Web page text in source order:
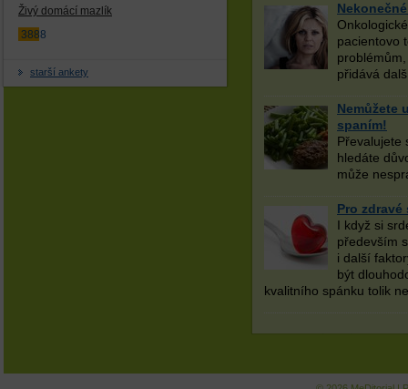
Živý domácí mazlík
3888
starší ankety
pacientovo
přidává
Nemůžete
spaním!
Převalujete
hledáte
může
Pro
I když si
především
i další
být
kvalitního spánku tolik